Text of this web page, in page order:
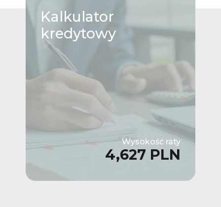
Kalkulator
kredytowy
Wysokość raty
4,627 PLN